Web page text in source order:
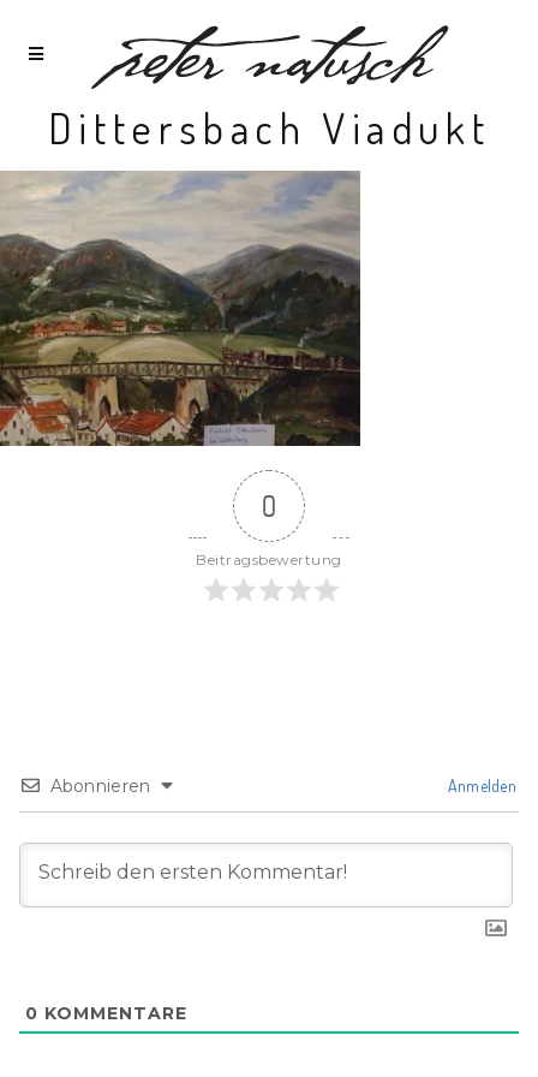
Dittersbach Viadukt
0
Beitragsbewertung
Abonnieren Anmelden
0 KOMMENTARE